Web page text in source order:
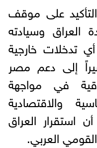
على موقف
العراق وسيادته
تدخلات خارجية
إلى دعم مصر
في مواجهة
والاقتصادية
استقرار العراق
العربي.